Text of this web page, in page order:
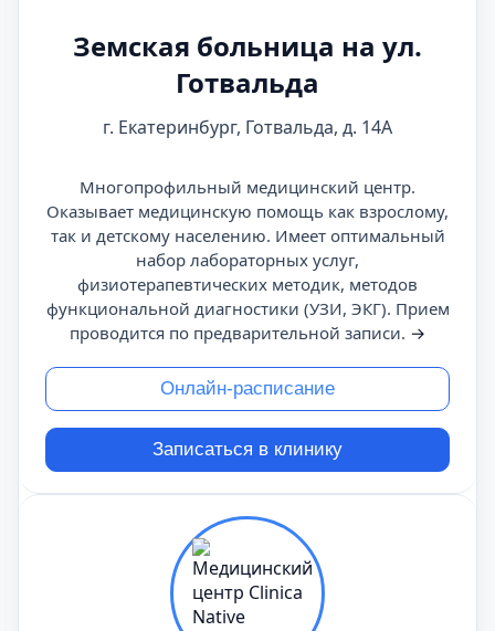
Земская больница на ул.
Готвальда
г. Екатеринбург, Готвальда, д. 14А
Многопрофильный медицинский центр.
Оказывает медицинскую помощь как взрослому,
так и детскому населению. Имеет оптимальный
набор лабораторных услуг,
физиотерапевтических методик, методов
функциональной диагностики (УЗИ, ЭКГ). Прием
проводится по предварительной записи. →
Онлайн-расписание
Записаться в клинику